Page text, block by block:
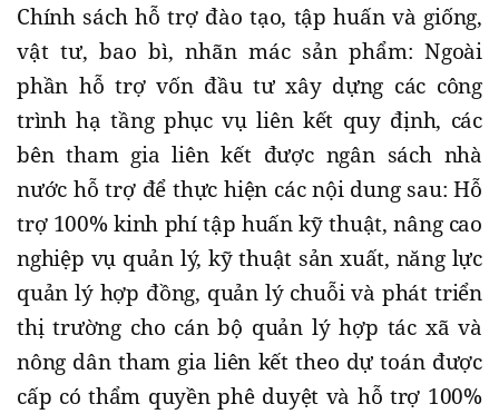
Chính sách hỗ trợ đào tạo, tập huấn và giống,
vật tư, bao bì, nhãn mác sản phẩm: Ngoài
phần hỗ trợ vốn đầu tư xây dựng các công
trình hạ tầng phục vụ liên kết quy định, các
bên tham gia liên kết được ngân sách nhà
nước hỗ trợ để thực hiện các nội dung sau: Hỗ
trợ 100% kinh phí tập huấn kỹ thuật, nâng cao
nghiệp vụ quản lý, kỹ thuật sản xuất, năng lực
quản lý hợp đồng, quản lý chuỗi và phát triển
thị trường cho cán bộ quản lý hợp tác xã và
nông dân tham gia liên kết theo dự toán được
cấp có thẩm quyền phê duyệt và hỗ trợ 100%